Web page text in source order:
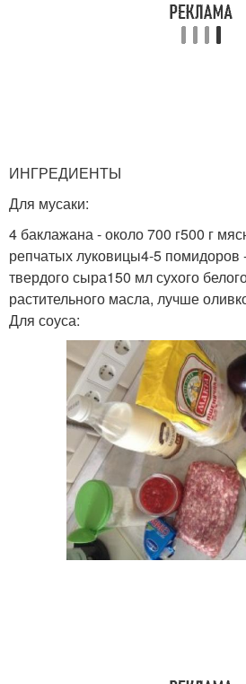
ИНГРЕДИЕНТЫ
Для мусаки:
4 баклажана - около 700 г500 г
репчатых луковицы4-5 помидоров
твердого сыра150 мл сухого
растительного масла, лучше
Для соуса: